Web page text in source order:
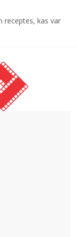
izprast arī šodien
kas var
Jašas upes
laikmetu